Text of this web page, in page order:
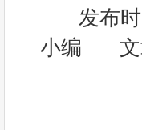
发布
小编